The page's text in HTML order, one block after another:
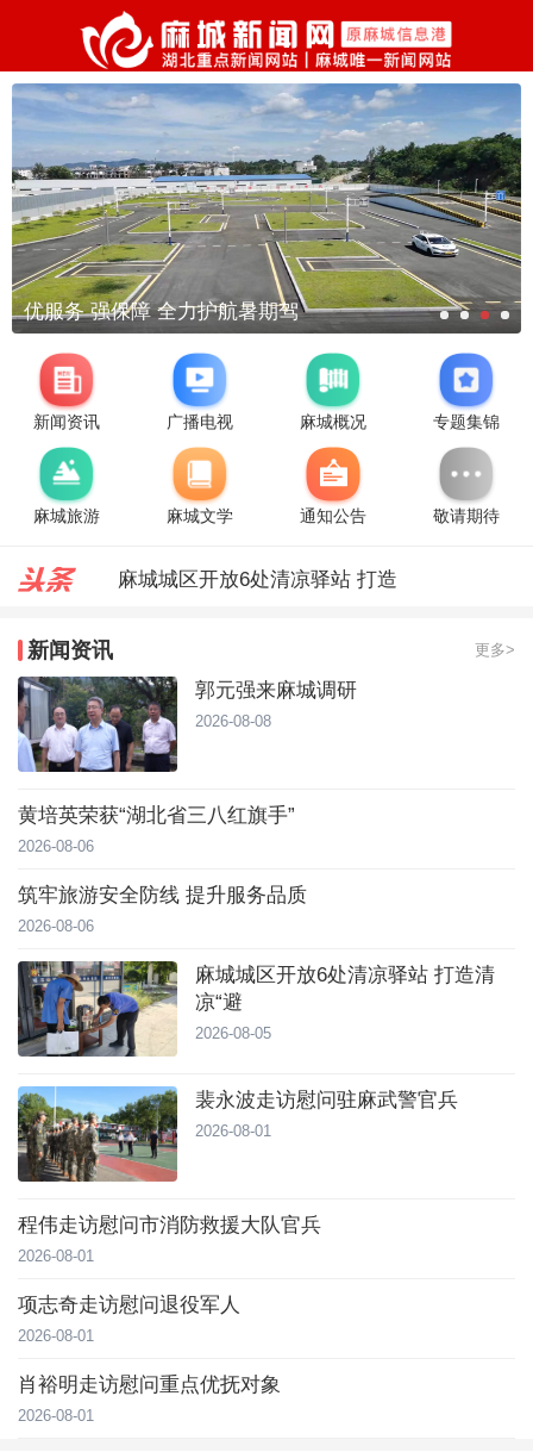
优服务 强保障 全力护航暑期驾
新闻资讯 广播电视 麻城概况 专题集锦
麻城旅游 麻城文学 通知公告 敬请期待
麻城城区开放6处清凉驿站 打造
台风靠近！直冲40℃，黄冈高温预
新闻资讯 更多>
郭元强来麻城调研
2026-08-08
黄培英荣获“湖北省三八红旗手”
2026-08-06
筑牢旅游安全防线 提升服务品质
2026-08-06
麻城城区开放6处清凉驿站 打造清
凉“避
2026-08-05
裴永波走访慰问驻麻武警官兵
2026-08-01
程伟走访慰问市消防救援大队官兵
2026-08-01
项志奇走访慰问退役军人
2026-08-01
肖裕明走访慰问重点优抚对象
2026-08-01